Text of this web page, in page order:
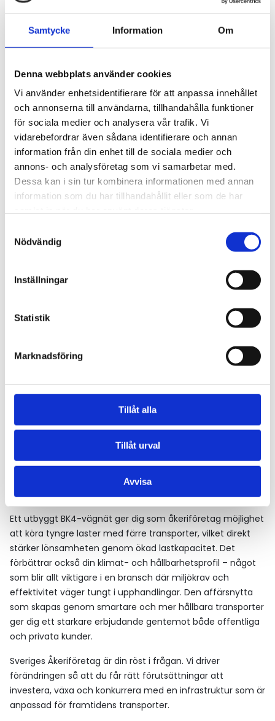
Samtycke Information Om
Denna webbplats använder cookies
Vi använder enhetsidentifierare för att anpassa innehållet
och annonserna till användarna, tillhandahålla funktioner
för sociala medier och analysera vår trafik. Vi
vidarebefordrar även sådana identifierare och annan
information från din enhet till de sociala medier och
annons- och analysföretag som vi samarbetar med.
Dessa kan i sin tur kombinera informationen med annan
information som du har tillhandahållit eller som de har
Nödvändig
Inställningar
Statistik
Marknadsföring
Tillåt alla
Tillåt urval
Avvisa
högre vikt
Genom att uppgradera vägnätet till BK4 skapar vi bättre
förutsättningar för en fossilfri transportsektor – något som
Beslutsprocessen och vårt
arbete
BK4-frågan beslutas på flera nivåer – från
Trafikverket och regionerna till kommunala
väghållare och politiska beslut i riksdagen. Sveriges
Åkeriföretag arbetar aktivt för att:
Driva på politiskt för ökad takt i BK4-
prioritering av viktiga stråk
infrastrukturplaneringar
påverkansarbete
Vi följer också upp löften och satsningar för att
Vad betyder det för dig som
medlem?
Ett utbyggt BK4-vägnät ger dig som åkeriföretag möjlighet
att köra tyngre laster med färre transporter, vilket direkt
stärker lönsamheten genom ökad lastkapacitet. Det
förbättrar också din klimat- och hållbarhetsprofil – något
som blir allt viktigare i en bransch där miljökrav och
effektivitet väger tungt i upphandlingar. Den affärsnytta
som skapas genom smartare och mer hållbara transporter
ger dig ett starkare erbjudande gentemot både offentliga
och privata kunder.
Sveriges Åkeriföretag är din röst i frågan. Vi driver
förändringen så att du får rätt förutsättningar att
investera, växa och konkurrera med en infrastruktur som är
anpassad för framtidens transporter.